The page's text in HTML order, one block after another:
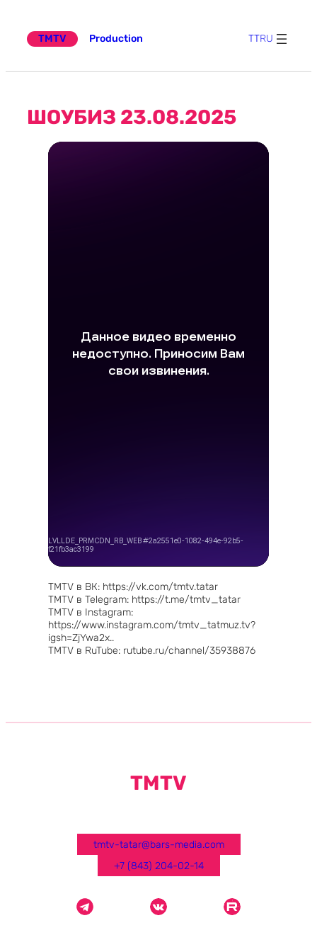
TMTV
Production TTRU
ШОУБИЗ 23.08.2025
TMTV в ВК: https://vk.com/tmtv.tatar
TMTV в Telegram: https://t.me/tmtv_tatar
TMTV в Instagram:
https://www.instagram.com/tmtv_tatmuz.tv?
igsh=ZjYwa2x..
TMTV в RuTube: rutube.ru/channel/35938876
TMTV
tmtv-tatar@bars-media.com
+7 (843) 204-02-14